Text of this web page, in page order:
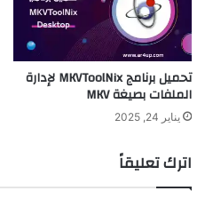
تحميل برنامج MKVToolNix لإدارة
الملفات بصيغة MKV
يناير 24, 2025
اترك تعليقاً